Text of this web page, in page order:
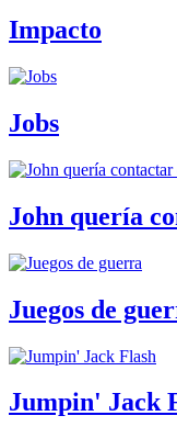
Impacto
Jobs
John quería
Juegos de
Jumpin' Jack